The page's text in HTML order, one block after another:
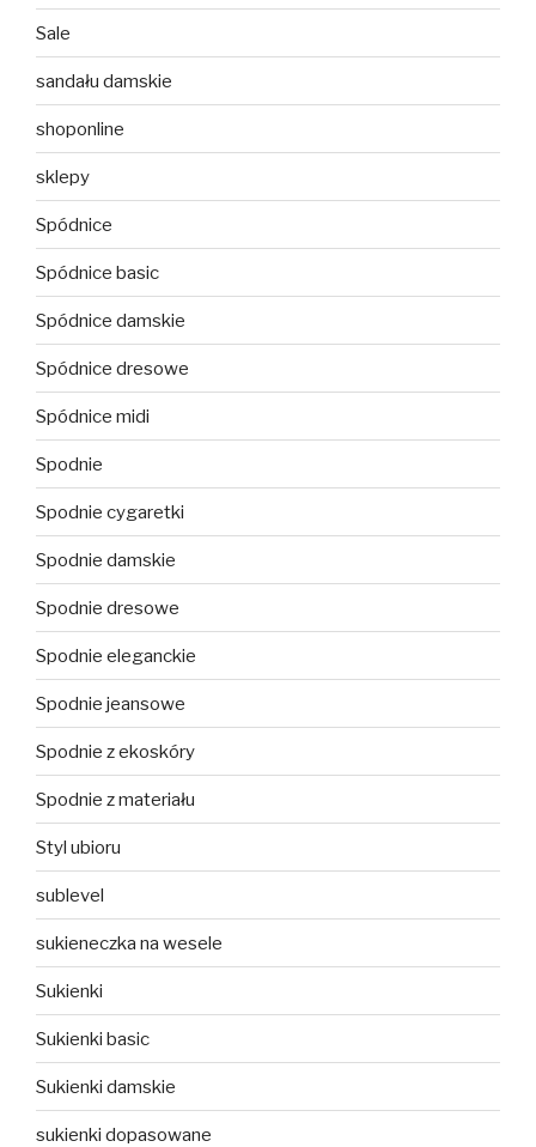
Sale
sandału damskie
shoponline
sklepy
Spódnice
Spódnice basic
Spódnice damskie
Spódnice dresowe
Spódnice midi
Spodnie
Spodnie cygaretki
Spodnie damskie
Spodnie dresowe
Spodnie eleganckie
Spodnie jeansowe
Spodnie z ekoskóry
Spodnie z materiału
Styl ubioru
sublevel
sukieneczka na wesele
Sukienki
Sukienki basic
Sukienki damskie
sukienki dopasowane